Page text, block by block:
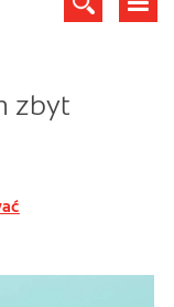
zbyt